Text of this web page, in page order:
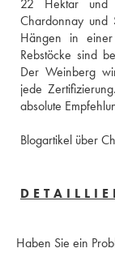
22 Hektar und
Chardonnay und
Hängen in
Rebstöcke sind
Der Weinberg
jede
absolute
Blogartikel über
Haben Sie ein